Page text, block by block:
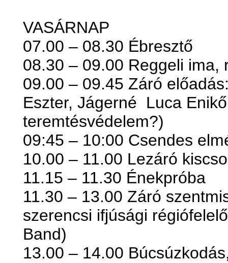
VASÁRNAP
07.00 – 08.30 Ébresztő
08.30 – 09.00 Reggeli ima,
09.00 – 09.45 Záró
Eszter, Jágerné Luca
teremtésvédelem?)
09:45 – 10:00 Csendes
10.00 – 11.00 Lezáró
11.15 – 11.30 Énekpróba
11.30 – 13.00 Záró
szerencsi ifjúsági
Band)
13.00 – 14.00